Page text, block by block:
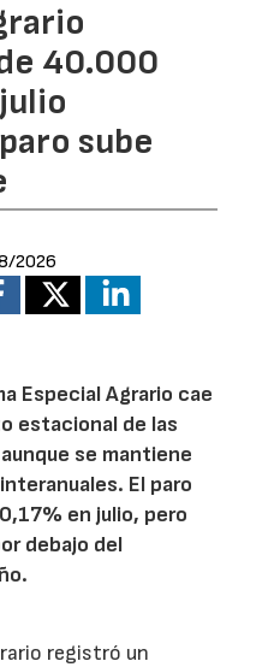
40.000
sube
2026
Especial Agrario cae
estacional de las
se mantiene
El paro
en julio, pero
debajo del
registró un